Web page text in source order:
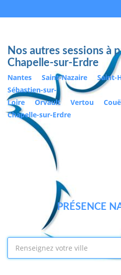
Nos autres sessions à
Chapelle-sur-Erdre
Nantes Saint-Nazaire Saint-
Sébastien-sur-
Loire
Orvault Vertou
Chapelle-sur-Erdre
PRÉSENCE